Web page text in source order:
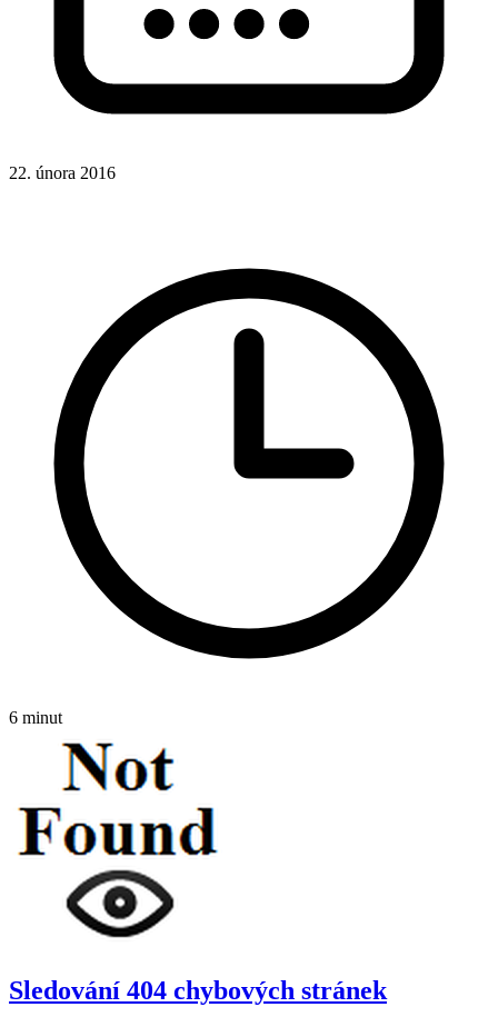
22. února 2016
6 minut
Sledování 404 chybových stránek